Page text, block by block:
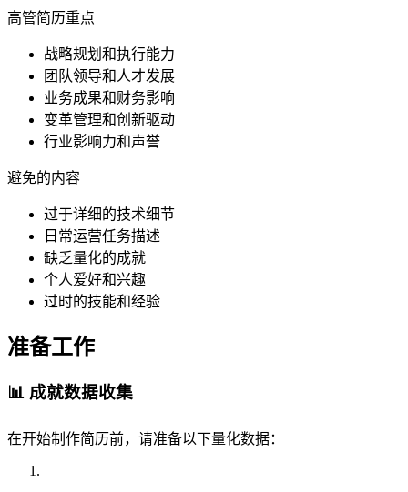
高管简历重点
战略规划和执行能力
团队领导和人才发展
业务成果和财务影响
变革管理和创新驱动
行业影响力和声誉
避免的内容
过于详细的技术细节
日常运营任务描述
缺乏量化的成就
个人爱好和兴趣
过时的技能和经验
准备工作
📊 成就数据收集
在开始制作简历前，请准备以下量化数据：